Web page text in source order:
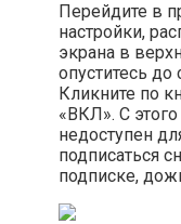
Перейдите в
настройки,
экрана в
опуститесь до
Кликните по
«ВКЛ». С
недоступен
подписаться
подписке,